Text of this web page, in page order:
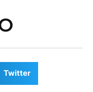
Twitter